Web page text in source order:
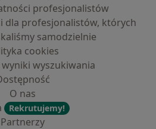
profesjonalistów
dla profesjonalistów, których
samodzielnie
cookies
wyniki wyszukiwania
O nas
Rekrutujemy!
Partnerzy